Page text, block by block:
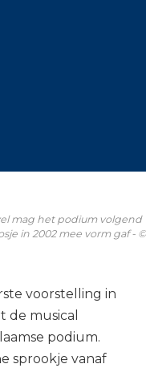
mag het podium volgend
in 2002 mee vorm gaf - ©
voorstelling in
de musical
podium.
sprookje vanaf